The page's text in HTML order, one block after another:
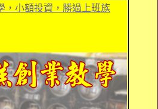
，小額投資，勝過上班族